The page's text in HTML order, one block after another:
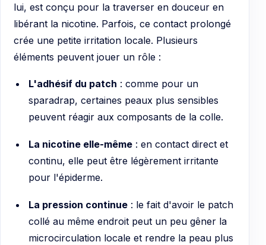
lui, est conçu pour la traverser en douceur en
libérant la nicotine. Parfois, ce contact prolongé
crée une petite irritation locale. Plusieurs
éléments peuvent jouer un rôle :
L'adhésif du patch : comme pour un
sparadrap, certaines peaux plus sensibles
peuvent réagir aux composants de la colle.
La nicotine elle-même: en contact direct et
continu, elle peut être légèrement irritante
pour l'épiderme.
La pression continue: le fait d'avoir le patch
collé au même endroit peut un peu gêner la
microcirculation locale et rendre la peau plus